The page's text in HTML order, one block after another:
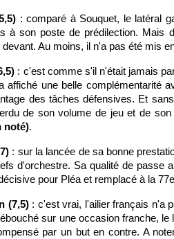
: comparé à Souquet, le latéral
à son poste de prédilection.
Au moins, il n'a pas été mis
: c'est comme s'il n'était jamais
affiché une belle complémentarité
des tâches défensives. Et
de son volume de jeu et de
noté).
: sur la lancée de sa bonne
d'orchestre. Sa qualité de passe
pour Pléa et remplacé à la
(7,5): c'est vrai, l'ailier français n'a
sur une occasion franche,
par un but en contre. A